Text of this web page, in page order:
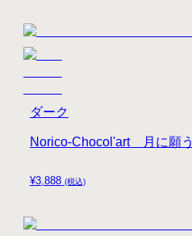
¥3,888 (税込)
Norico-Chocol'art 月に願う
ダーク